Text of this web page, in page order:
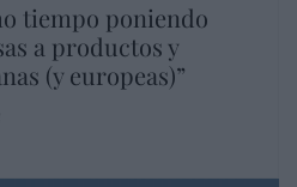
tiempo poniendo
a productos y
(y europeas)”